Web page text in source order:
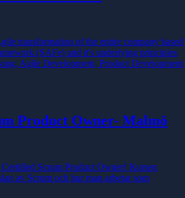
transformation of the entire company based
(SAFe) and it's underlying principles
Agile Development, Product Development
Product Owner- Malmö
Scrum Product Owner! Kursen
av Scrum och hur man arbetar som